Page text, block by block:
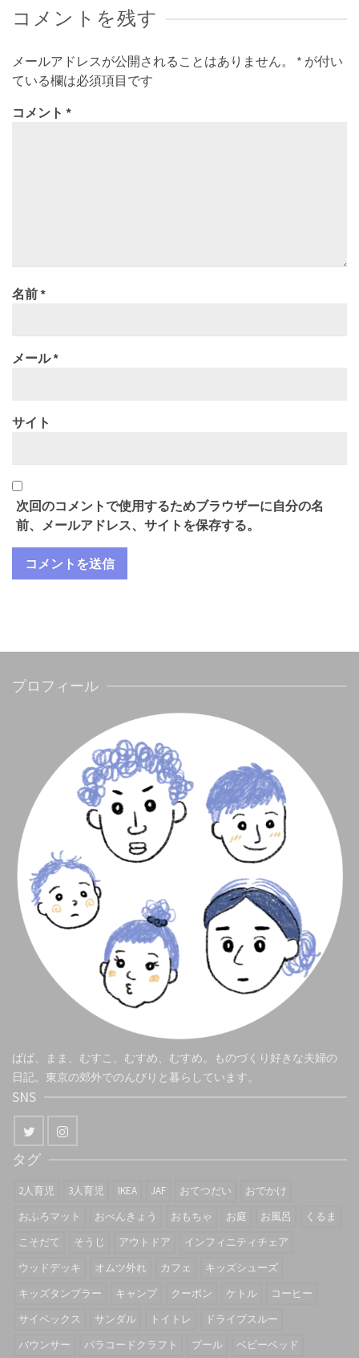
コメントを残す
メールアドレスが公開されることはありません。 * が付い
ている欄は必須項目です
コメント *
名前*
メール*
サイト
次回のコメントで使用するためブラウザーに自分の名
前、メールアドレス、サイトを保存する。
プロフィール
ぱぱ、まま、むすこ、むすめ、むすめ。ものづくり好きな夫婦の
日記。東京の郊外でのんびりと暮らしています。
SNS
タグ
2人育児 3人育児 IKEA JAF おてつだい
おでかけ
おふろマット
おべんきょう おもちゃ お庭 お風呂
くるま
こそだて
そうじ アウトドア
インフィニティチェア
ウッドデッキ
オムツ外れ カフェ
キッズシューズ
キッズタンブラー
キャンプ クーポン ケトル
コーヒー
サイベックス
サンダル トイトレ
ドライブスルー
バウンサー
パラコードクラフト プール ベビーベッド